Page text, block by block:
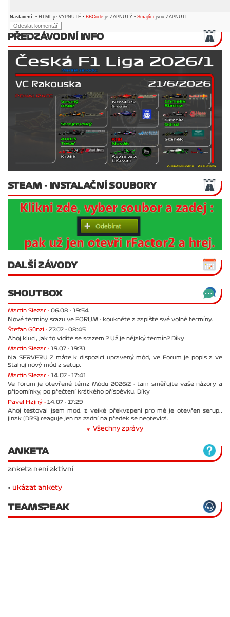
Nastavení: • HTML je VYPNUTÉ • BBCode je ZAPNUTÝ • Smajlíci jsou ZAPNUTI
PŘEDZÁVODNÍ INFO
STEAM - INSTALAČNÍ SOUBORY
DALŠÍ ZÁVODY
SHOUTBOX
Martin Slezar - 06.08 - 19:54
Nové termíny srazu ve FORUM - koukněte a zapište své volné termíny.
Štefan Günzl - 27.07 - 08:45
Ahoj kluci, jak to vidíte se srazem ? Už je nějaký termín? Díky
Martin Slezar - 19.07 - 19:31
Na SERVERU 2 máte k dispozici upravený mód, ve Forum je popis a ve
Stahuj nový mód a setup.
Martin Slezar - 14.07 - 17:41
Ve forum je otevřené téma Módu 2026/2 - tam směřujte vaše názory a
připomínky, po přečtení krátkého příspěvku. Díky
Pavel Hajný - 14.07 - 17:29
Ahoj testoval jsem mod. a velké překvapení pro mě je otevřen serup..
jinak (DRS) reaguje jen na zadní na předek se neotevírá.
Všechny zprávy
ANKETA
anketa není aktivní
• ukázat ankety
TEAMSPEAK